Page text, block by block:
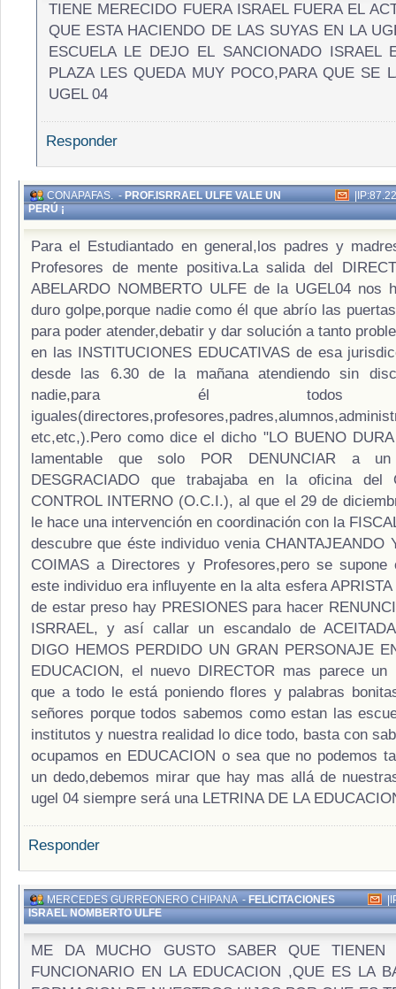
TIENE MERECIDO FUERA ISRAEL FUERA EL
QUE ESTA HACIENDO DE LAS SUYAS EN LA
ESCUELA LE DEJO EL SANCIONADO ISRAEL
PLAZA LES QUEDA MUY POCO,PARA QUE SE
UGEL 04
Responder
CONAPAFAS.-PROF.ISRRAEL ULFE VALE UN
PERÚ ¡
|
Para el Estudiantado en general,los padres y
Profesores de mente positiva.La salida del
ABELARDO NOMBERTO ULFE de la UGEL04 nos
duro golpe,porque nadie como él que abrío las
para poder atender,debatir y dar solución a tanto
en las INSTITUCIONES EDUCATIVAS de esa
desde las 6.30 de la mañana atendiendo sin
nadie,para él todos
etc,etc,).Pero como dice el dicho "LO BUENO
lamentable que solo POR DENUNCIAR a un
DESGRACIADO que trabajaba en la oficina del
CONTROL INTERNO (O.C.I.), al que el 29 de
le hace una intervención en coordinación con la
descubre que éste individuo venia CHANTAJEANDO
COIMAS a Directores y Profesores,pero se supone
este individuo era influyente en la alta esfera
de estar preso hay PRESIONES para hacer
ISRRAEL, y así callar un escandalo de
DIGO HEMOS PERDIDO UN GRAN PERSONAJE
EDUCACION, el nuevo DIRECTOR mas parece un
que a todo le está poniendo flores y palabras
señores porque todos sabemos como estan las
institutos y nuestra realidad lo dice todo, basta con
ocupamos en EDUCACION o sea que no podemos
un dedo,debemos mirar que hay mas allá de
ugel 04 siempre será una LETRINA DE LA
Responder
MERCEDES GURREONERO CHIPANA-FELICITACIONES
ISRAEL NOMBERTO ULFE
|
ME DA MUCHO GUSTO SABER QUE
FUNCIONARIO EN LA EDUCACION ,QUE ES LA